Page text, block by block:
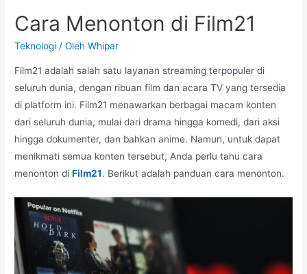
Cara Menonton di Film21
Teknologi / OlehWhipar
Film21 adalah salah satu layanan streaming terpopuler di
seluruh dunia, dengan ribuan film dan acara TV yang tersedia
di platform ini. Film21 menawarkan berbagai macam konten
dari seluruh dunia, mulai dari drama hingga komedi, dari aksi
hingga dokumenter, dan bahkan anime. Namun, untuk dapat
menikmati semua konten tersebut, Anda perlu tahu cara
menonton diFilm21. Berikut adalah panduan cara menonton.